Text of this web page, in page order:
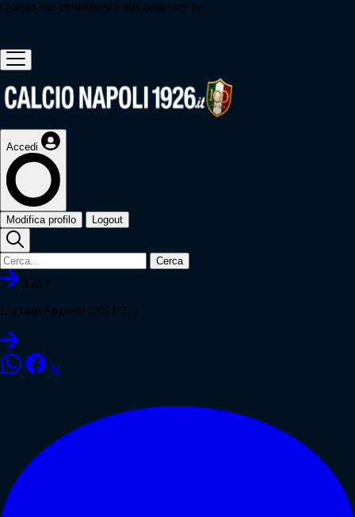
Questo sito contribuisce alla audience de
Accedi
Modifica profilo Logout
Cerca
3 di 7
Luciano Spalletti (2021/22)